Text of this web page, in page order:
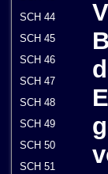
SCH 44
SCH 45
SCH 46
SCH 47
SCH 48
SCH 49
SCH 50
SCH 51